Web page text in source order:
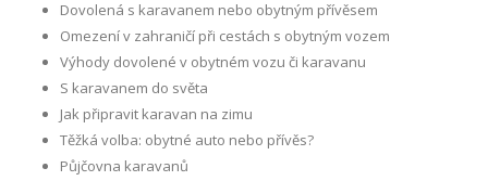
Dovolená s karavanem nebo obytným přívěsem
Omezení v zahraničí při cestách s obytným vozem
Výhody dovolené v obytném vozu či karavanu
S karavanem do světa
Jak připravit karavan na zimu
Těžká volba: obytné auto nebo přívěs?
Půjčovna karavanů